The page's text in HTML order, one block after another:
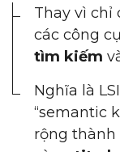
Thay vì chỉ
các công
tìm kiếm
Nghĩa là
“semantic
rộng thành